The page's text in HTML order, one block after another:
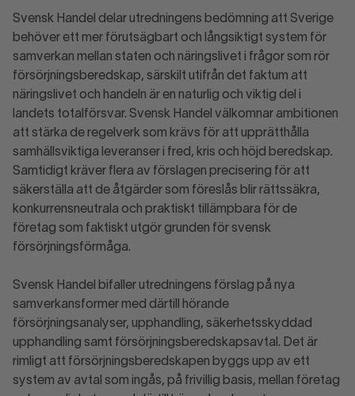
Svensk Handel delar utredningens bedömning att Sverige
behöver ett mer förutsägbart och långsiktigt system för
samverkan mellan staten och näringslivet i frågor som rör
försörjningsberedskap, särskilt utifrån det faktum att
näringslivet och handeln är en naturlig och viktig del i
landets totalförsvar. Svensk Handel välkomnar ambitionen
att stärka de regelverk som krävs för att upprätthålla
samhällsviktiga leveranser i fred, kris och höjd beredskap.
Samtidigt kräver flera av förslagen precisering för att
säkerställa att de åtgärder som föreslås blir rättssäkra,
konkurrensneutrala och praktiskt tillämpbara för de
företag som faktiskt utgör grunden för svensk
försörjningsförmåga.
Svensk Handel bifaller utredningens förslag på nya
samverkansformer med därtill hörande
försörjningsanalyser, upphandling, säkerhetsskyddad
upphandling samt försörjningsberedskapsavtal. Det är
rimligt att försörjningsberedskapen byggs upp av ett
system av avtal som ingås, på frivillig basis, mellan företag